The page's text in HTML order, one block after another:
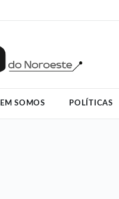
SOMOS POLÍTICAS